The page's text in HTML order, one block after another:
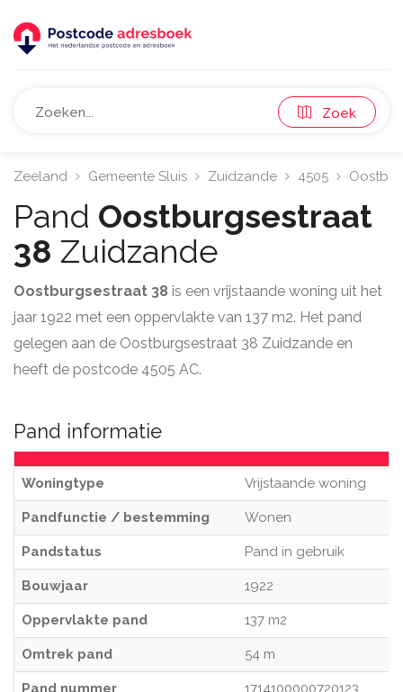
Zoek
Zeeland Gemeente Sluis Zuidzande 4505
Pand Oostburgsestraat
38 Zuidzande
Oostburgsestraat 38 is een vrijstaande woning uit het
jaar 1922 met een oppervlakte van 137 m2. Het pand
gelegen aan de Oostburgsestraat 38 Zuidzande en
heeft de postcode 4505 AC.
Pand informatie
Woningtype Vrijstaande woning
Pandfunctie / bestemming Wonen
Pandstatus Pand in gebruik
Bouwjaar 1922
Oppervlakte pand 137 m2
Omtrek pand 54 m
Pand nummer 1714100000720123